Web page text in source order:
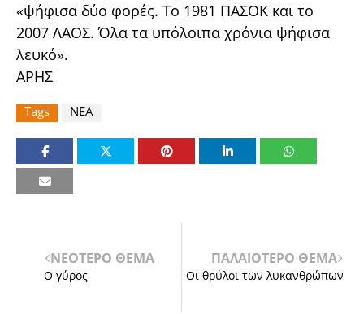
«ψήφισα δύο φορές. Το 1981 ΠΑΣΟΚ και το
2007 ΛΑΟΣ. Όλα τα υπόλοιπα χρόνια ψήφισα
λευκό».
ΑΡΗΣ
Tags ΝΕΑ
ΝΕΟΤΕΡΟ ΘΕΜΑ
Ο γύρος
ΠΑΛΑΙΟΤΕΡΟ ΘΕΜΑ
Οι θρύλοι των λυκανθρώπων